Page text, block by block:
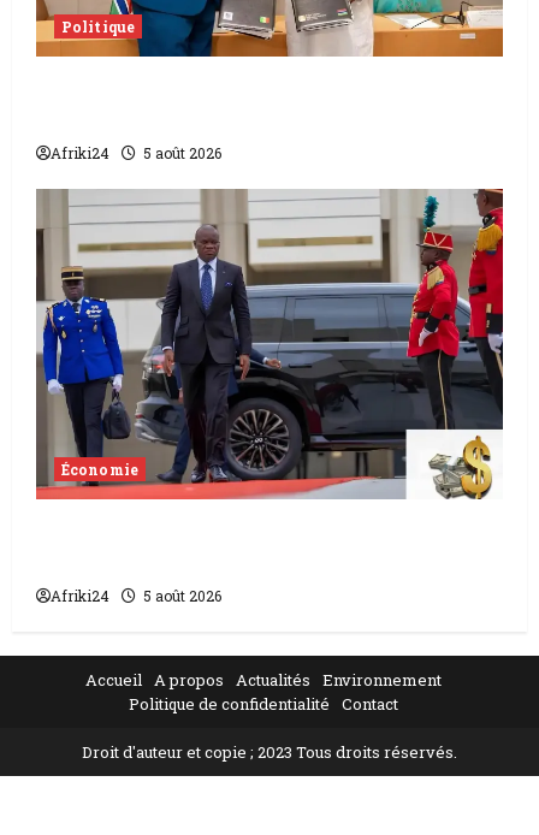
Politique
Afriki24 5 août 2026
Économie
Afriki24 5 août 2026
Accueil A propos Actualités
Environnement
Politique de confidentialité
Contact
Droit d'auteur et copie ; 2023 Tous droits réservés.